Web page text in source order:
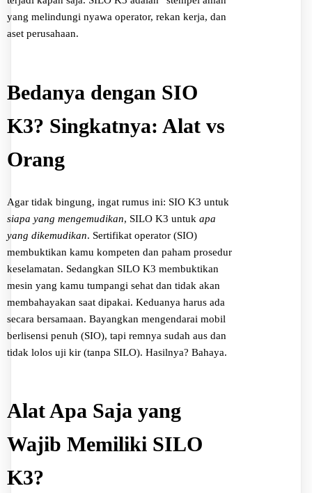
yang melindungi nyawa operator, rekan kerja, dan
aset perusahaan.
Bedanya dengan SIO
K3? Singkatnya: Alat vs
Orang
Agar tidak bingung, ingat rumus ini: SIO K3 untuk
siapa yang mengemudikan, SILO K3 untuk apa
yang dikemudikan. Sertifikat operator (SIO)
membuktikan kamu kompeten dan paham prosedur
keselamatan. Sedangkan SILO K3 membuktikan
mesin yang kamu tumpangi sehat dan tidak akan
membahayakan saat dipakai. Keduanya harus ada
secara bersamaan. Bayangkan mengendarai mobil
berlisensi penuh (SIO), tapi remnya sudah aus dan
tidak lolos uji kir (tanpa SILO). Hasilnya? Bahaya.
Alat Apa Saja yang
Wajib Memiliki SILO
K3?